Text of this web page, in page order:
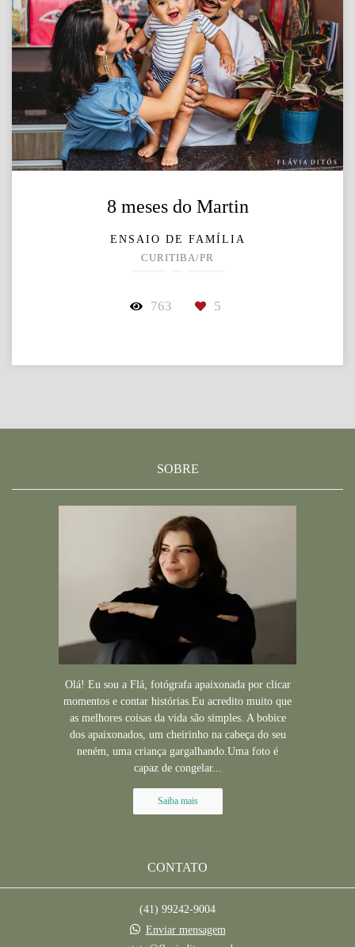
8 meses do Martin
ENSAIO DE FAMÍLIA
CURITIBA/PR
763 5
SOBRE
Olá! Eu sou a Flá, fotógrafa apaixonada por clicar
momentos e contar histórias.Eu acredito muito que
as melhores coisas da vida são simples. A bobice
dos apaixonados, um cheirinho na cabeça do seu
neném, uma criança gargalhando.Uma foto é
capaz de congelar...
Saiba mais
CONTATO
(41) 99242-9004
Enviar mensagem